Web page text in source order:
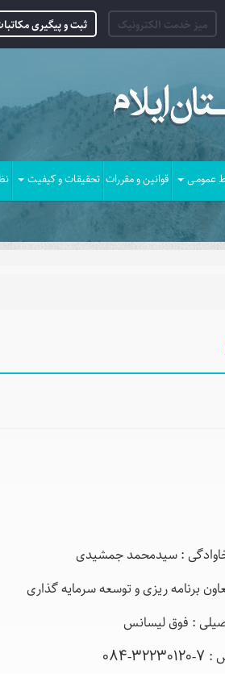
میز خدمت الکترونیک ثبت و پیگیری
عمومـی قوانین و مقررات تحقیقات و کیفیت
خاوادگی : سیدمحمد جمشیدی
برنامه ریزی و توسعه سرمایه گذاری
: فوق لیسانس
084